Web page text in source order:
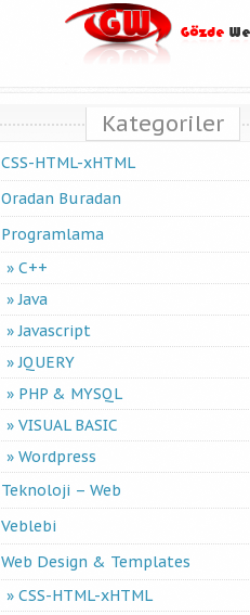
Kategoriler
CSS-HTML-xHTML
Oradan Buradan
Programlama
C++
Java
Javascript
JQUERY
PHP & MYSQL
VISUAL BASIC
Wordpress
Teknoloji – Web
Veblebi
Web Design & Templates
CSS-HTML-xHTML